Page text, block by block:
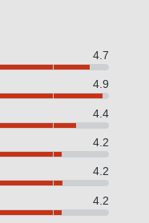
4.7
4.9
4.4
4.2
4.2
4.2